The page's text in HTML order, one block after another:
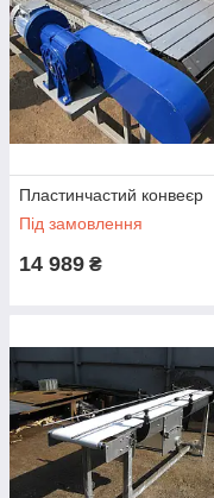
Види
Пластинчастий конвеєр
Під замовлення
14 989 ₴